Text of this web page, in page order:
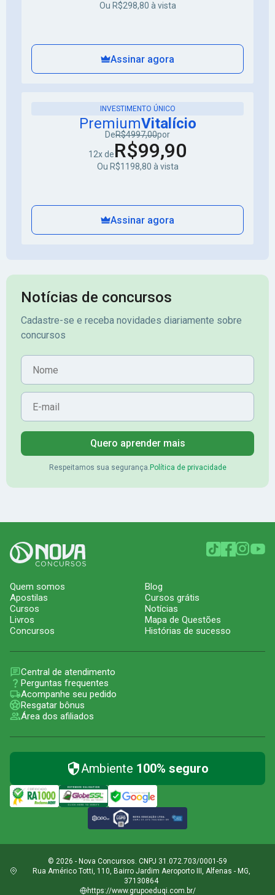
Ou R$298,80 à vista
Assinar agora
INVESTIMENTO ÚNICO
PremiumVitalício
DeR$4997,00por
12x deR$99,90
Ou R$1198,80 à vista
Assinar agora
Notícias de concursos
Cadastre-se e receba novidades diariamente sobre
concursos
Nome
E-mail
Quero aprender mais
Respeitamos sua segurança. Política de privacidade
Quem somos
Apostilas
Cursos
Livros
Concursos
Blog
Cursos grátis
Notícias
Mapa de Questões
Histórias de sucesso
Central de atendimento
Perguntas frequentes
Acompanhe seu pedido
Resgatar bônus
Área dos afiliados
Ambiente 100% seguro
© 2026 - Nova Concursos. CNPJ 31.072.703/0001-59
Rua Américo Totti, 110, Bairro Jardim Aeroporto III, Alfenas - MG,
37130864
https://www.grupoeduqi.com.br/